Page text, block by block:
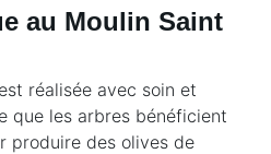
au Moulin Saint
réalisée avec soin et
que les arbres bénéficient
produire des olives de